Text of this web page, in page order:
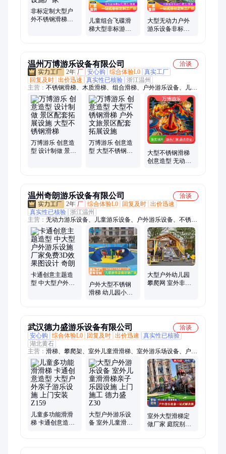
非标定制大型户
外不锈钢滑梯游
儿童组合飞碟滑
梯大型非标游乐
大型无动力户外
游乐设备非标儿
温州万博游乐设备有限公司
洽谈
2年 厂 安心购 综合体验L0 真实工厂
回复及时 出价迅速 真实性已核验 浙江温州
主营： 不锈钢滑梯、木质滑梯、组合滑梯、户外游乐设备、儿童
游乐设备、游乐设备、无动力游乐设备、户外游乐设施、游乐设
施、大型游乐设备、室外游乐设备、新型游乐设备、新款游乐设
备、室外儿童游乐设备、景区游乐设施、儿童大型游乐设备、大
型儿童游乐设备、儿童游乐设施、公园游乐设备、小区游乐设
备、攀爬架、儿童乐园设备、儿童滑滑梯、滑滑梯、儿童滑梯
万博游乐 创意造
型 设计制做 景区
万博游乐 创意造
型 大型不锈钢滑
大型不锈钢滑梯
创意造型 无动力
温州奇朗游乐设备有限公司
洽谈
2年 厂 综合体验L0 回复及时 出价迅速
真实性已核验 浙江温州
主营： 无动力游乐设备、儿童游乐设备、户外游乐设备、不锈钢
滑梯、攀爬网
卡通创意主题造
型 中大型户外游
户外大型不锈钢
滑梯 幼儿园小区
大型户外幼儿园
攀爬网 室外非标
武汉德力盛游乐设备有限公司
洽谈
安心购
综合体验L0 回复及时 出价迅速
真实性已核验
湖北黄石
主营： 滑梯、攀爬架、室外儿童滑滑梯、室外游乐场设备、户外
游乐设备、儿童游乐玩具、遮阳网、户外健身器材、悬浮地板、
人造草坪、幼儿园午睡床、幼儿园书包、幼儿园被套、幼儿园桌
椅
儿童多功能滑滑
梯 卡通创意造型
大型户外游乐设
备 室外儿童滑滑
室外大型滑梯定
做厂家 庭院别墅